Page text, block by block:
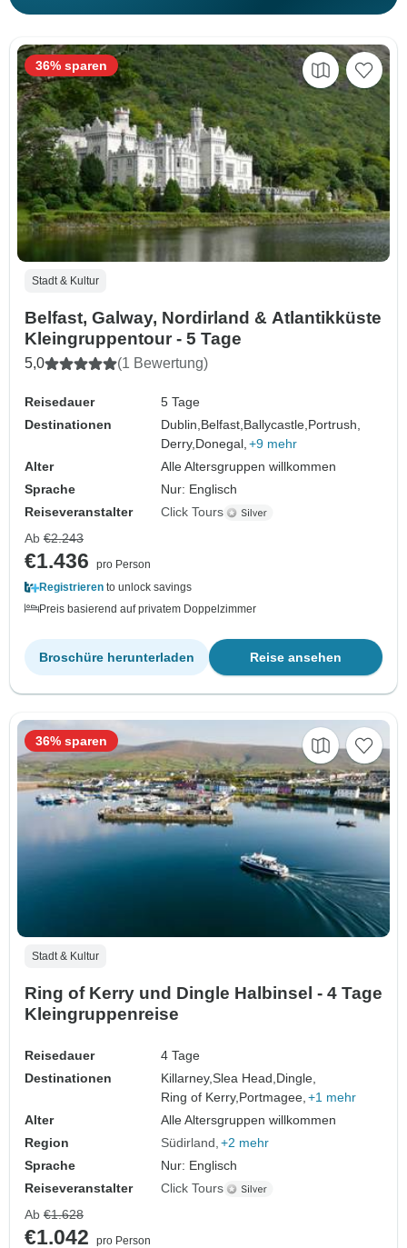
Stadt & Kultur
Belfast, Galway, Nordirland & Atlantikküste
Kleingruppentour - 5 Tage
5,0 (1 Bewertung)
Reisedauer
5 Tage
Destinationen
Dublin,Belfast,Ballycastle,Portrush,
Derry,Donegal, +9 mehr
Alter
Alle Altersgruppen willkommen
Sprache
Nur: Englisch
Reiseveranstalter
Click Tours
36% sparen
Ab €2.243
€1.436
pro Person
Registrieren to unlock savings
Preis basierend auf privatem Doppelzimmer
Reise ansehen
Broschüre herunterladen
Stadt & Kultur
Ring of Kerry und Dingle Halbinsel - 4 Tage
Kleingruppenreise
Reisedauer
4 Tage
Destinationen
Killarney,Slea Head,Dingle,
Ring of Kerry,Portmagee, +1 mehr
Alter
Alle Altersgruppen willkommen
Region
Südirland +2 mehr
Sprache
Nur: Englisch
Reiseveranstalter
Click Tours
36% sparen
Ab €1.628
€1.042 pro Person